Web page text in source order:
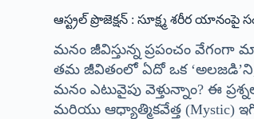
ఆస్ట్రల్ ప్రొజెక్షన్ : సూక్ష్మ శరీర యానంపై
మనం జీవిస్తున్న ప్రపంచం
తమ జీవితంలో ఏదో ఒక ‘అలజడి’ని,
మనం ఎటువైపు వెళ్తున్నాం? ఈ
మరియు ఆధ్యాత్మికవేత్త